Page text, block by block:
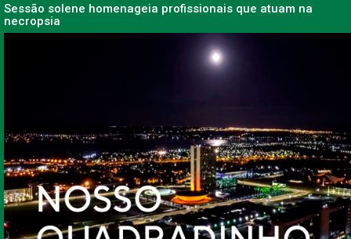
Sessão solene homenageia profissionais que atuam na
necropsia